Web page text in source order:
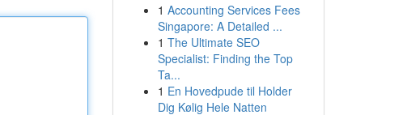
1 Accounting Services Fees
Singapore: A Detailed ...
1 The Ultimate SEO
Specialist: Finding the Top
Ta...
1 En Hovedpude til Holder
Dig Kølig Hele Natten